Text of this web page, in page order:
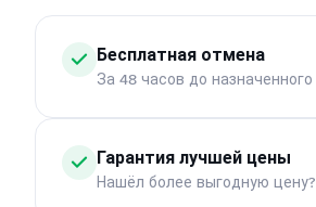
Бесплатная отмена
За 48 часов до
Гарантия лучшей цены
Нашёл более выгодную